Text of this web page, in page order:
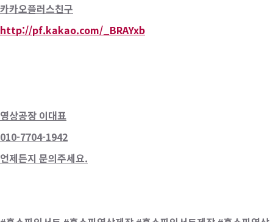
카카오플러스친구
http://pf.kakao.com/_BRAYxb
영상공장 이대표
010-7704-1942
언제든지 문의주세요.